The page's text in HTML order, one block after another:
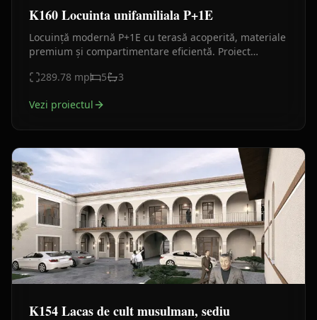
K160 Locuinta unifamiliala P+1E
Locuință modernă P+1E cu terasă acoperită, materiale
premium și compartimentare eficientă. Proiect
289.78 mp 5 3
Vezi proiectul
K154 Lacas de cult musulman, sediu